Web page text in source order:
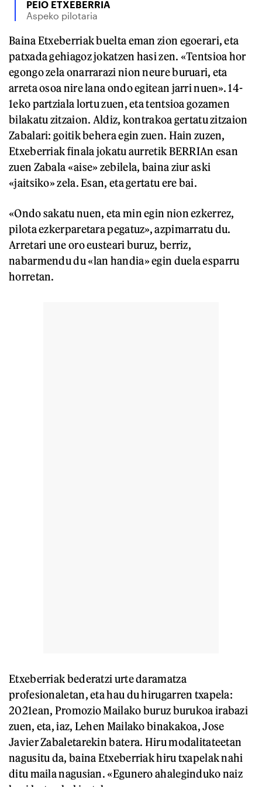
PEIO ETXEBERRIA
Aspeko pilotaria
Baina Etxeberriak buelta eman zion egoerari, eta
patxada gehiagoz jokatzen hasi zen. «Tentsioa hor
egongo zela onarrarazi nion neure buruari, eta
arreta osoa nire lana ondo egitean jarri nuen». 14-
1eko partziala lortu zuen, eta tentsioa gozamen
bilakatu zitzaion. Aldiz, kontrakoa gertatu zitzaion
Zabalari: goitik behera egin zuen. Hain zuzen,
Etxeberriak finala jokatu aurretik BERRIAn esan
zuen Zabala «aise» zebilela, baina ziur aski
«jaitsiko» zela. Esan, eta gertatu ere bai.
«Ondo sakatu nuen, eta min egin nion ezkerrez,
pilota ezkerparetara pegatuz», azpimarratu du.
Arretari une oro eusteari buruz, berriz,
nabarmendu du «lan handia» egin duela esparru
horretan.
Etxeberriak bederatzi urte daramatza
profesionaletan, eta hau du hirugarren txapela:
2021ean, Promozio Mailako buruz burukoa irabazi
zuen, eta, iaz, Lehen Mailako binakakoa, Jose
Javier Zabaletarekin batera. Hiru modalitateetan
nagusitu da, baina Etxeberriak hiru txapelak nahi
ditu maila nagusian. «Egunero ahaleginduko naiz